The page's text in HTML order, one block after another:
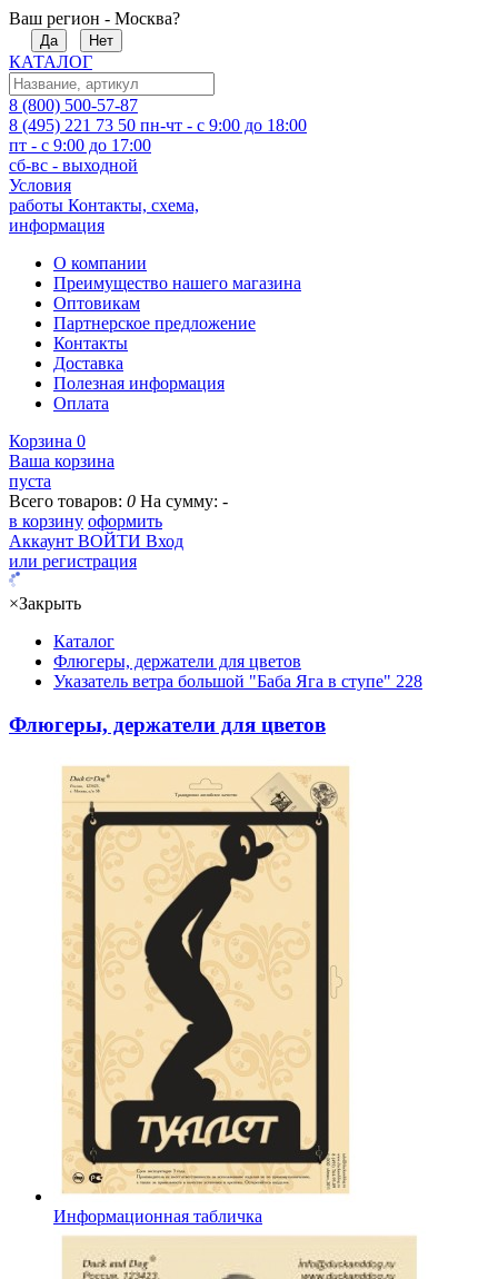
Ваш регион - Москва?
Да Нет
КАТАЛОГ
8 (800) 500-57-87
8 (495) 221 73 50 пн-чт - с 9:00 до 18:00
пт - с 9:00 до 17:00
сб-вс - выходной
Условия
работы Контакты, схема,
информация
О компании
Преимущество нашего магазина
Оптовикам
Партнерское предложение
Контакты
Доставка
Полезная информация
Оплата
Корзина 0
Ваша корзина
пуста
Всего товаров: 0 На сумму: -
в корзину оформить
Аккаунт ВОЙТИ Вход
или регистрация
×Закрыть
Каталог
Флюгеры, держатели для цветов
Указатель ветра большой "Баба Яга в ступе" 228
Флюгеры, держатели для цветов
Информационная табличка